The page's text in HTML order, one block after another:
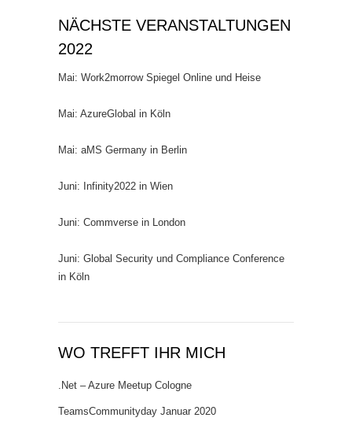
NÄCHSTE VERANSTALTUNGEN
2022
Mai: Work2morrow Spiegel Online und Heise
Mai: AzureGlobal in Köln
Mai: aMS Germany in Berlin
Juni: Infinity2022 in Wien
Juni: Commverse in London
Juni: Global Security und Compliance Conference
in Köln
WO TREFFT IHR MICH
.Net – Azure Meetup Cologne
TeamsCommunityday Januar 2020